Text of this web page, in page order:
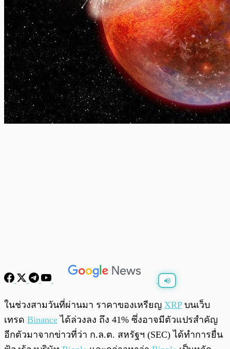
พร้อมเล่น 0:00
ในช่วงสามวันที่ผ่านมา ราคาของเหรียญ XRPบนเว็บ
เทรด Binance ได้ล่วงลง ถึง 41% ซึ่งอาจมีตัวแปรสำคัญ
อีกตัวมาจากข่าวที่ว่า ก.ล.ต. สหรัฐฯ (SEC) ได้ทำการยื่น